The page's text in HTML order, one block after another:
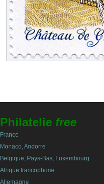
Philatelie free
France
Monaco, Andorre
Belgique, Pays-Bas, Luxembourg
Afrique francophone
Allemagne